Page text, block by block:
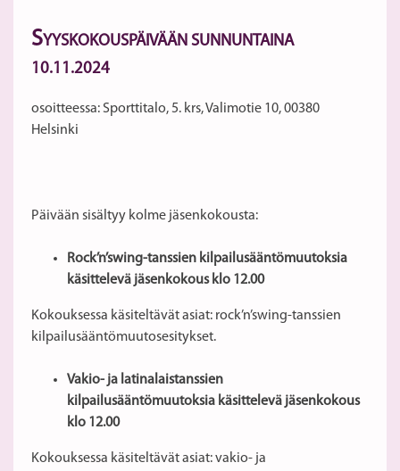
SYYSKOKOUSPÄIVÄÄN SUNNUNTAINA
10.11.2024
osoitteessa: Sporttitalo, 5. krs, Valimotie 10, 00380
Helsinki
Päivään sisältyy kolme jäsenkokousta:
Rock’n’swing-tanssien kilpailusääntömuutoksia
käsittelevä jäsenkokous klo 12.00
Kokouksessa käsiteltävät asiat: rock’n’swing-tanssien
kilpailusääntömuutosesitykset.
Vakio- ja latinalaistanssien
kilpailusääntömuutoksia käsittelevä jäsenkokous
klo 12.00
Kokouksessa käsiteltävät asiat: vakio- ja